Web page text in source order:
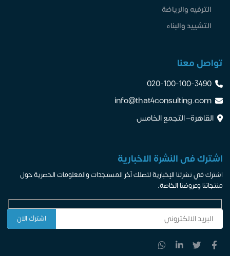
الترفيه والرياضة
التشييد والبناء
تواصل معنا
020-100-100-3490
info@that4consulting.com
القاهرة– التجمع الخامس
اشترك فى النشرة الاخبارية
اشترك في نشرتنا الإخبارية لتصلك آخر المستجدات والمعلومات الحصرية حول
منتجاتنا وعروضنا الخاصة.